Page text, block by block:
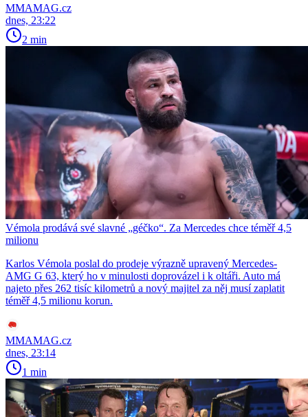
MMAMAG.cz
dnes, 23:22
2 min
Vémola prodává své slavné „géčko“. Za Mercedes chce téměř 4,5
milionu
Karlos Vémola poslal do prodeje výrazně upravený Mercedes-
AMG G 63, který ho v minulosti doprovázel i k oltáři. Auto má
najeto přes 262 tisíc kilometrů a nový majitel za něj musí zaplatit
téměř 4,5 milionu korun.
MMAMAG.cz
dnes, 23:14
1 min